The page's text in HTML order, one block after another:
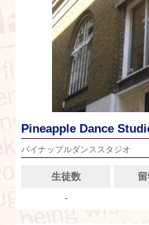
Pineapple Dance
パイナップルダンススタジオ
生徒数
-